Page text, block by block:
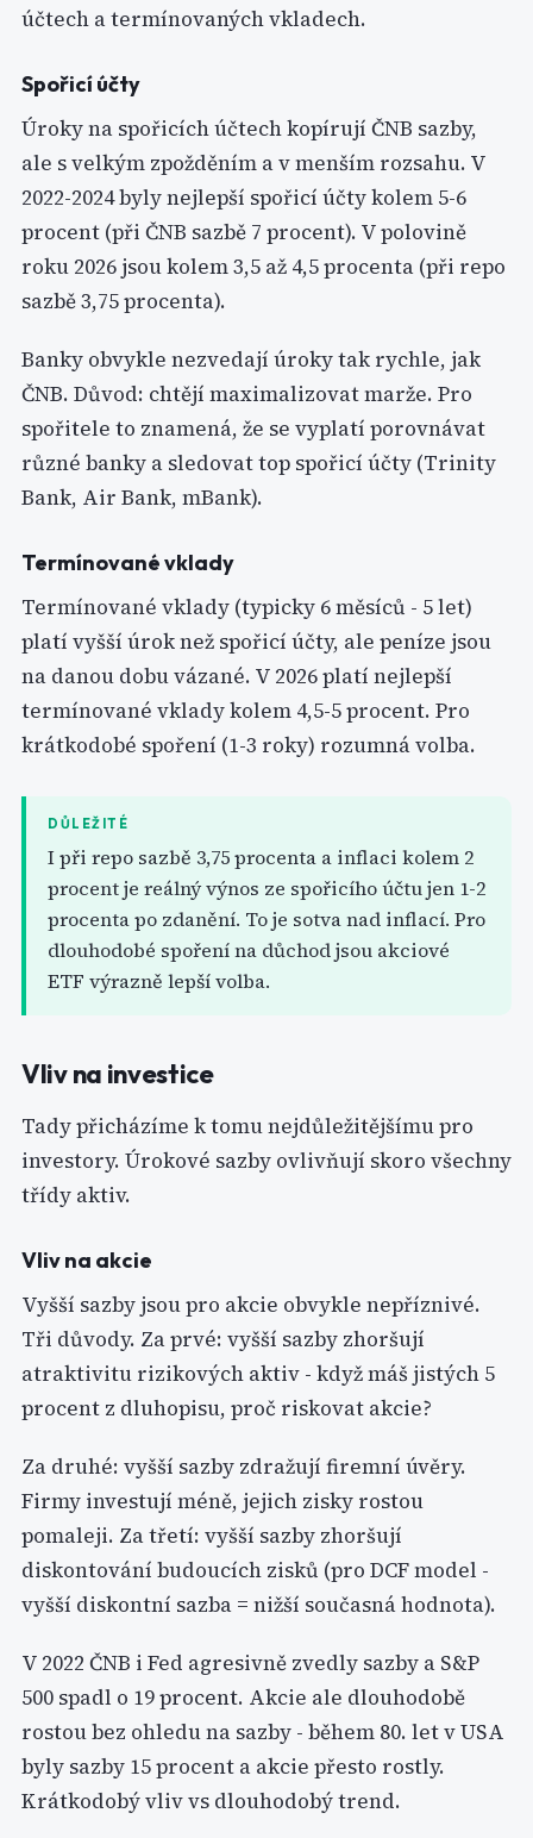
účtech a termínovaných vkladech.
Spořicí účty
Úroky na spořicích účtech kopírují ČNB sazby,
ale s velkým zpožděním a v menším rozsahu. V
2022-2024 byly nejlepší spořicí účty kolem 5-6
procent (při ČNB sazbě 7 procent). V polovině
roku 2026 jsou kolem 3,5 až 4,5 procenta (při repo
sazbě 3,75 procenta).
Banky obvykle nezvedají úroky tak rychle, jak
ČNB. Důvod: chtějí maximalizovat marže. Pro
spořitele to znamená, že se vyplatí porovnávat
různé banky a sledovat top spořicí účty (Trinity
Bank, Air Bank, mBank).
Termínované vklady
Termínované vklady (typicky 6 měsíců - 5 let)
platí vyšší úrok než spořicí účty, ale peníze jsou
na danou dobu vázané. V 2026 platí nejlepší
termínované vklady kolem 4,5-5 procent. Pro
krátkodobé spoření (1-3 roky) rozumná volba.
DŮLEŽITÉ
I při repo sazbě 3,75 procenta a inflaci kolem 2
procent je reálný výnos ze spořicího účtu jen 1-2
procenta po zdanění. To je sotva nad inflací. Pro
dlouhodobé spoření na důchod jsou akciové
ETF výrazně lepší volba.
Vliv na investice
Tady přicházíme k tomu nejdůležitějšímu pro
investory. Úrokové sazby ovlivňují skoro všechny
třídy aktiv.
Vliv na akcie
Vyšší sazby jsou pro akcie obvykle nepříznivé.
Tři důvody. Za prvé: vyšší sazby zhoršují
atraktivitu rizikových aktiv - když máš jistých 5
procent z dluhopisu, proč riskovat akcie?
Za druhé: vyšší sazby zdražují firemní úvěry.
Firmy investují méně, jejich zisky rostou
pomaleji. Za třetí: vyšší sazby zhoršují
diskontování budoucích zisků (pro DCF model -
vyšší diskontní sazba = nižší současná hodnota).
V 2022 ČNB i Fed agresivně zvedly sazby a S&P
500 spadl o 19 procent. Akcie ale dlouhodobě
rostou bez ohledu na sazby - během 80. let v USA
byly sazby 15 procent a akcie přesto rostly.
Krátkodobý vliv vs dlouhodobý trend.